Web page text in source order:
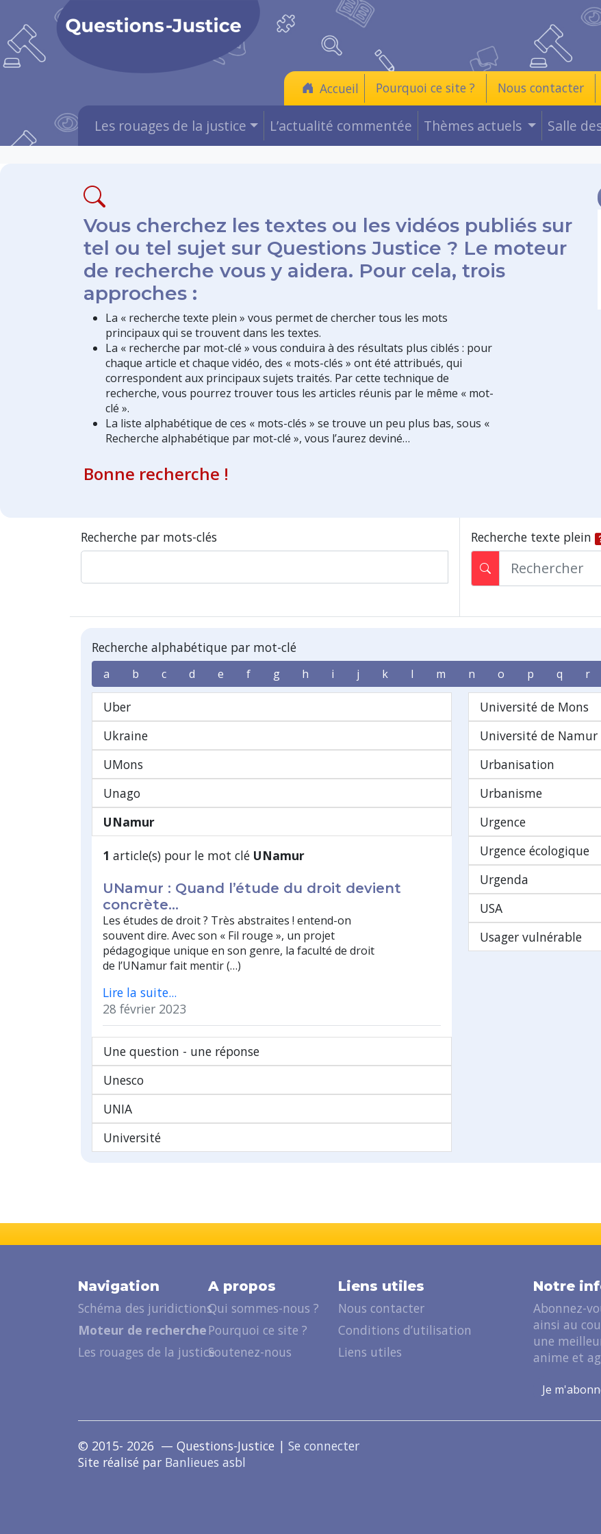
Accueil Pourquoi ce site ? Nous contacter
Les rouages de la justice L’actualité commentée Thèmes actuels Salle
Vous cherchez les textes ou les vidéos publiés sur
tel ou tel sujet sur Questions Justice ? Le moteur
de recherche vous y aidera. Pour cela, trois
approches :
La « recherche texte plein » vous permet de chercher tous les mots
principaux qui se trouvent dans les textes.
La « recherche par mot-clé » vous conduira à des résultats plus ciblés : pour
chaque article et chaque vidéo, des « mots-clés » ont été attribués, qui
correspondent aux principaux sujets traités. Par cette technique de
recherche, vous pourrez trouver tous les articles réunis par le même « mot-
clé ».
La liste alphabétique de ces « mots-clés » se trouve un peu plus bas, sous «
Recherche alphabétique par mot-clé », vous l’aurez deviné…
Bonne recherche !
Recherche par mots-clés Recherche texte plein
Recherche alphabétique par mot-clé
a b c d e f g h i j k l m n o p q r
Uber
Ukraine
UMons
Unago
UNamur
1 article(s) pour le mot clé UNamur
UNamur : Quand l’étude du droit devient
concrète…
Les études de droit ? Très abstraites ! entend-on
souvent dire. Avec son « Fil rouge », un projet
pédagogique unique en son genre, la faculté de droit
de l’UNamur fait mentir (…)
Lire la suite...
28 février 2023
Une question - une réponse
Unesco
UNIA
Université
Université de Mons
Université de Namur
Urbanisation
Urbanisme
Urgence
Urgence écologique
Urgenda
USA
Usager vulnérable
Navigation
Schéma des juridictions
Moteur de recherche
Les rouages de la justice
A propos
Qui sommes-nous ?
Pourquoi ce site ?
Soutenez-nous
Liens utiles
Nous contacter
Conditions d’utilisation
Liens utiles
Notre
Abonnez-
ainsi au
une
anime et
Je
© 2015- 2026 — Questions-Justice | Se connecter
Site réalisé par Banlieues asbl